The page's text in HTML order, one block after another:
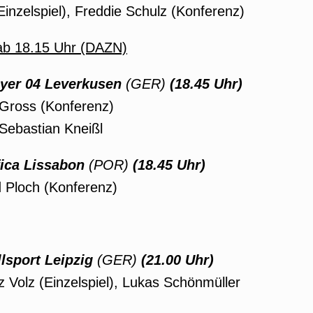
Freddie Schulz (Konferenz)
18.15 Uhr (DAZN)
04 Leverkusen (GER) (18.45 Uhr)
(Konferenz)
Kneißl
Lissabon (POR) (18.45 Uhr)
(Konferenz)
Leipzig (GER) (21.00 Uhr)
(Einzelspiel), Lukas Schönmüller